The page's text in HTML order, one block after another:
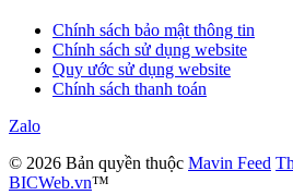
Chính sách bảo mật thông tin
Chính sách sử dụng website
Quy ước sử dụng website
Chính sách thanh toán
Zalo
© 2026 Bản quyền thuộc Mavin Feed
BICWeb.vn™